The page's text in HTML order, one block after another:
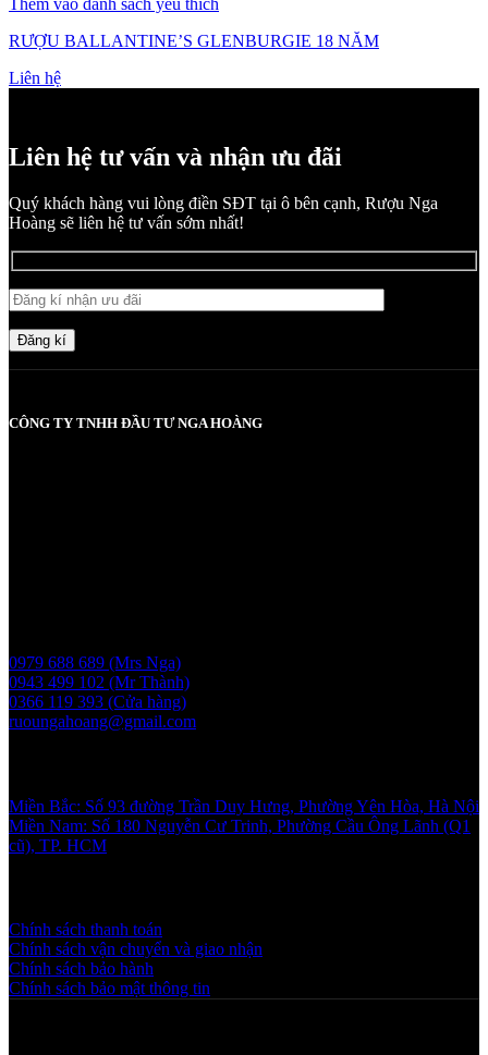
Thêm vào danh sách yêu thích
RƯỢU BALLANTINE’S GLENBURGIE 18 NĂM
Liên hệ
Liên hệ tư vấn và nhận ưu đãi
Quý khách hàng vui lòng điền SĐT tại ô bên cạnh, Rượu Nga
Hoàng sẽ liên hệ tư vấn sớm nhất!
Đăng kí
CÔNG TY TNHH ĐẦU TƯ NGA HOÀNG
0979 688 689 (Mrs Nga)
0943 499 102 (Mr Thành)
0366 119 393 (Cửa hàng)
ruoungahoang@gmail.com
Miền Bắc: Số 93 đường Trần Duy Hưng, Phường Yên Hòa, Hà Nội
Miền Nam: Số 180 Nguyễn Cư Trinh, Phường Cầu Ông Lãnh (Q1
cũ), TP. HCM
Chính sách thanh toán
Chính sách vận chuyển và giao nhận
Chính sách bảo hành
Chính sách bảo mật thông tin